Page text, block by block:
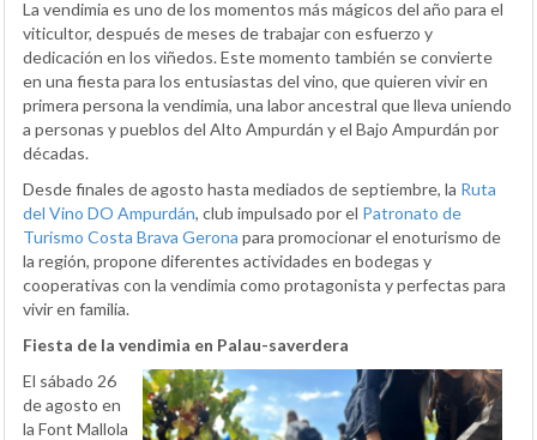
La vendimia es uno de los momentos más mágicos del año para el
viticultor, después de meses de trabajar con esfuerzo y
dedicación en los viñedos. Este momento también se convierte
en una fiesta para los entusiastas del vino, que quieren vivir en
primera persona la vendimia, una labor ancestral que lleva uniendo
a personas y pueblos del Alto Ampurdán y el Bajo Ampurdán por
décadas.
Desde finales de agosto hasta mediados de septiembre, la Ruta
del Vino DO Ampurdán, club impulsado por el Patronato de
Turismo Costa Brava Gerona para promocionar el enoturismo de
la región, propone diferentes actividades en bodegas y
cooperativas con la vendimia como protagonista y perfectas para
vivir en familia.
Fiesta de la vendimia en Palau-saverdera
El sábado 26
de agosto en
la Font Mallola